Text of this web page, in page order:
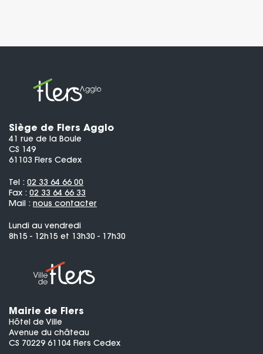
Siège de Flers Agglo
41 rue de la Boule
CS 149
61103 Flers Cedex
Tel : 02 33 64 66 00
Fax : 02 33 64 66 33
Mail : nous contacter
Lundi au vendredi
8h15 - 12h15 et 13h30 - 17h30
Mairie de Flers
Hôtel de Ville
Avenue du château
CS 70229 61104 Flers Cedex